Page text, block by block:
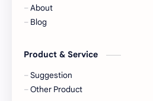
About
Blog
Product & Service
Suggestion
Other Product